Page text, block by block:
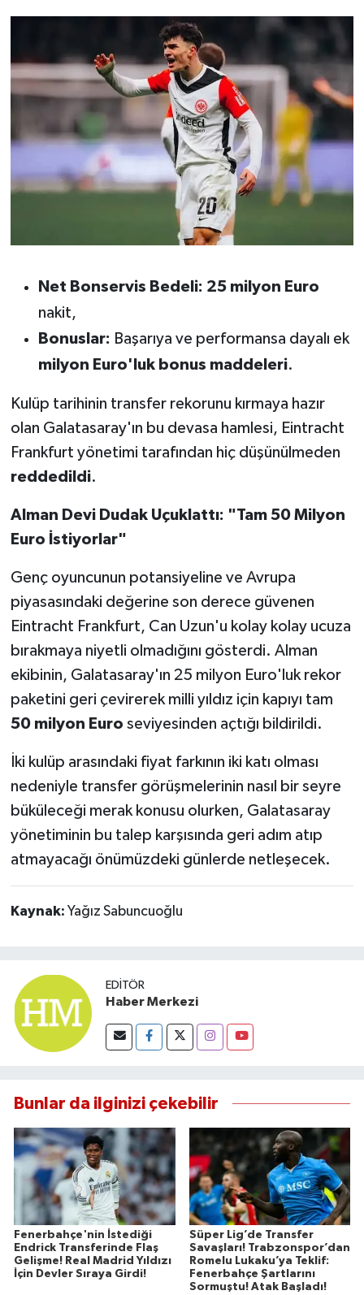
Net Bonservis Bedeli: 25 milyon Euro
nakit,
Bonuslar: Başarıya ve performansa dayalı ek
milyon Euro'luk bonus maddeleri.
Kulüp tarihinin transfer rekorunu kırmaya hazır
olan Galatasaray'ın bu devasa hamlesi, Eintracht
Frankfurt yönetimi tarafından hiç düşünülmeden
reddedildi.
Alman Devi Dudak Uçuklattı: "Tam 50 Milyon
Euro İstiyorlar"
Genç oyuncunun potansiyeline ve Avrupa
piyasasındaki değerine son derece güvenen
Eintracht Frankfurt, Can Uzun'u kolay kolay ucuza
bırakmaya niyetli olmadığını gösterdi. Alman
ekibinin, Galatasaray'ın 25 milyon Euro'luk rekor
paketini geri çevirerek milli yıldız için kapıyı tam
50 milyon Euro seviyesinden açtığı bildirildi.
İki kulüp arasındaki fiyat farkının iki katı olması
nedeniyle transfer görüşmelerinin nasıl bir seyre
büküleceği merak konusu olurken, Galatasaray
yönetiminin bu talep karşısında geri adım atıp
atmayacağı önümüzdeki günlerde netleşecek.
Kaynak: Yağız Sabuncuoğlu
EDITÖR
Haber Merkezi
Bunlar da ilginizi çekebilir
Fenerbahçe'nin İstediği
Endrick Transferinde Flaş
Gelişme! Real Madrid Yıldızı
İçin Devler Sıraya Girdi!
Süper Lig’de Transfer
Savaşları! Trabzonspor’dan
Romelu Lukaku’ya Teklif:
Fenerbahçe Şartlarını
Sormuştu! Atak Başladı!
SİYASET
Sındırgı
SPOR
SÜRMANŞET
Trend
VİZYONDAKİLER